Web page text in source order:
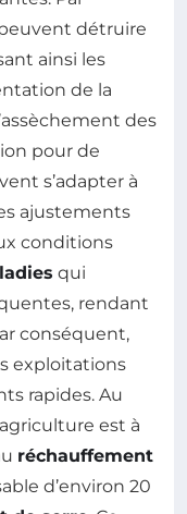
détruire
ainsi les
de la
des
pour de
s’adapter à
ajustements
conditions
qui
rendant
conséquent,
exploitations
rapides. Au
est à
réchauffement
d’environ 20